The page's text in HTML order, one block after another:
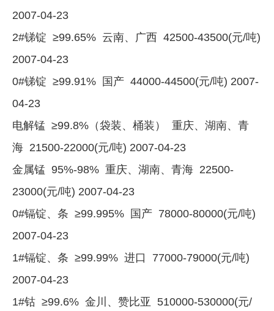
2007-04-23
2#锑锭 ≥99.65% 云南、广西 42500-43500(元/吨)
2007-04-23
0#锑锭 ≥99.91% 国产 44000-44500(元/吨) 2007-
04-23
电解锰 ≥99.8%（袋装、桶装） 重庆、湖南、青
海 21500-22000(元/吨) 2007-04-23
金属锰 95%-98% 重庆、湖南、青海 22500-
23000(元/吨) 2007-04-23
0#镉锭、条 ≥99.995% 国产 78000-80000(元/吨)
2007-04-23
1#镉锭、条 ≥99.99% 进口 77000-79000(元/吨)
2007-04-23
1#钴 ≥99.6% 金川、赞比亚 510000-530000(元/